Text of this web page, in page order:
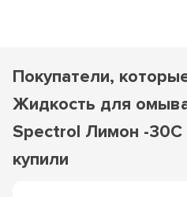
Покупатели,
Жидкость для
Spectrol Лимон -
купили